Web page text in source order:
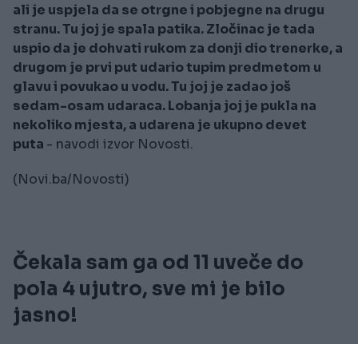
ali je uspjela da se otrgne i pobjegne na drugu
stranu. Tu joj je spala patika. Zločinac je tada
uspio da je dohvati rukom za donji dio trenerke, a
drugom je prvi put udario tupim predmetom u
glavu i povukao u vodu. Tu joj je zadao još
sedam-osam udaraca. Lobanja joj je pukla na
nekoliko mjesta, a udarena je ukupno devet
puta - navodi izvor Novosti.
(Novi.ba/Novosti)
Čekala sam ga od 11 uveče do
pola 4 ujutro, sve mi je bilo
jasno!